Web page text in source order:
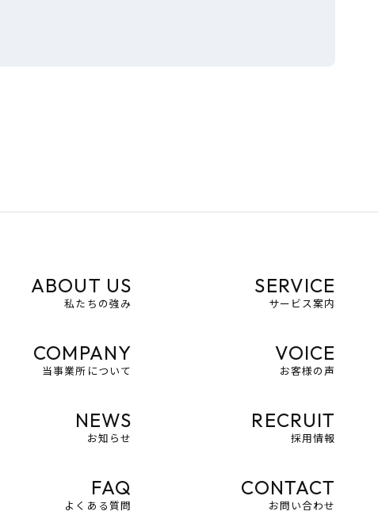
ABOUT US
私たちの強み
SERVICE
サービス案内
COMPANY
当事業所について
VOICE
お客様の声
NEWS
お知らせ
RECRUIT
採用情報
FAQ
よくある質問
CONTACT
お問い合わせ